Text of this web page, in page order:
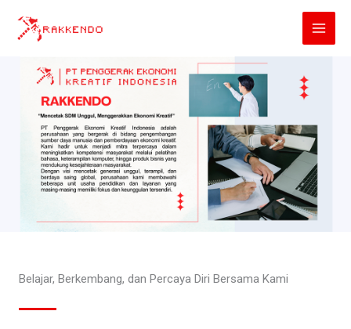
Belajar, Berkembang, dan Percaya Diri Bersama Kami